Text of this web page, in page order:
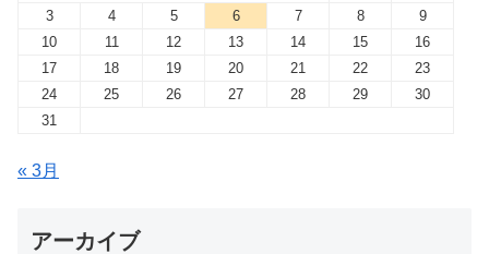
3
4 5 6 7 8
9
10
11 12 13 14 15
16
17
18 19 20 21 22
23
24
25 26 27 28 29
30
31
« 3月
アーカイブ